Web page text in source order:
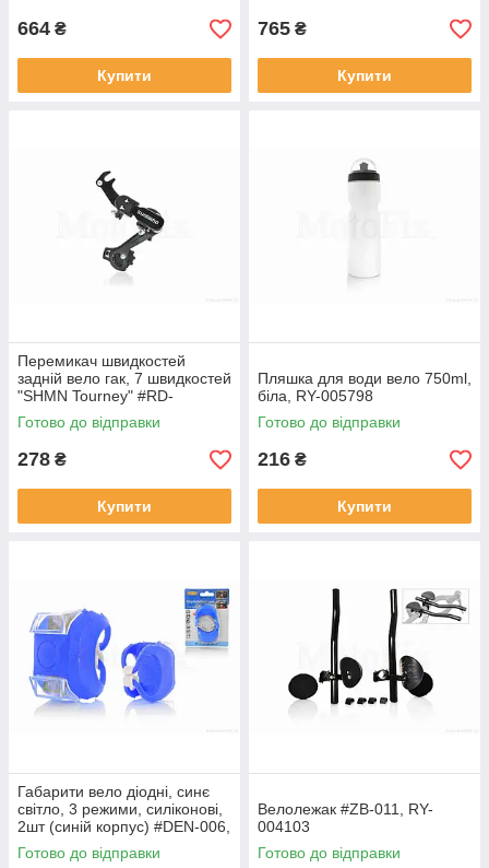
664 ₴
Купити
765 ₴
Купити
Перемикач швидкостей
задній вело гак, 7 швидкостей
"SHMN Tourney" #RD-
TZ31/XMN-037, RY-031844
Готово до відправки
278 ₴
Купити
Пляшка для води вело 750ml,
біла, RY-005798
Готово до відправки
216 ₴
Купити
Габарити вело діодні, синє
світло, 3 режими, силіконові,
2шт (синій корпус) #DEN-006,
RY-031862
Готово до відправки
Велолежак #ZB-011, RY-
004103
Готово до відправки